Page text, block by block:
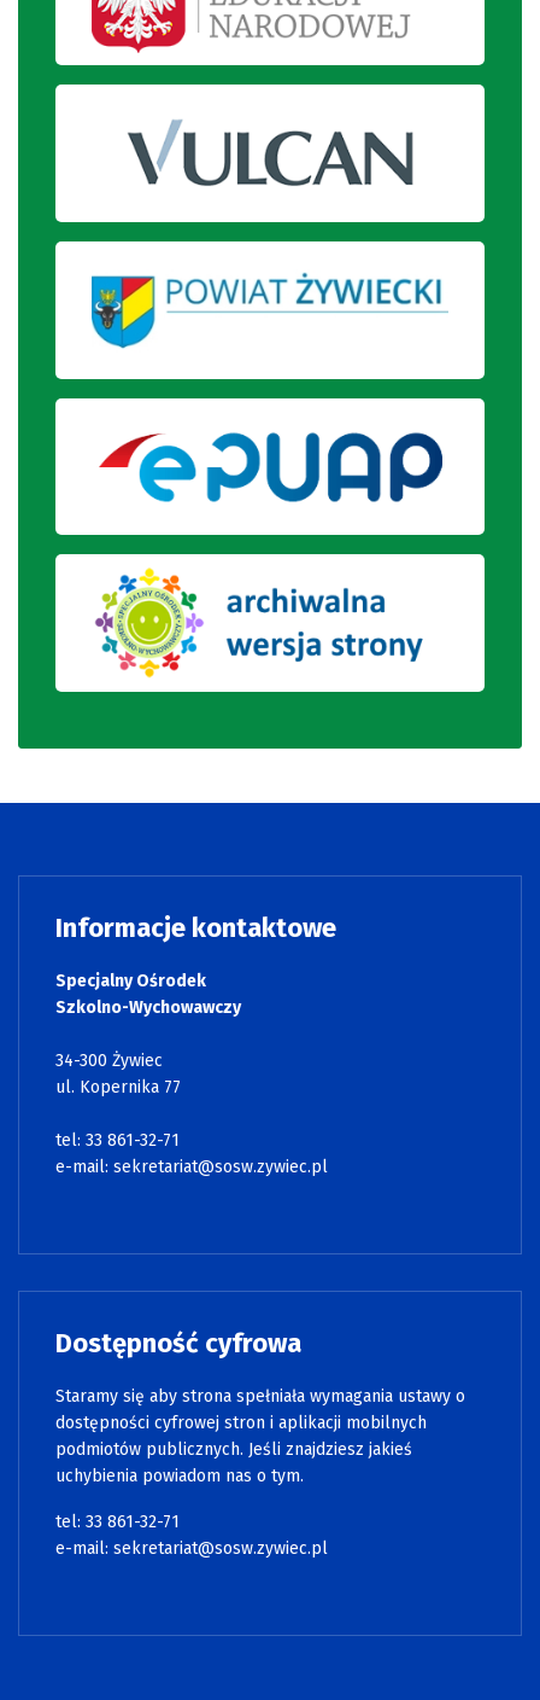
Informacje kontaktowe
Specjalny Ośrodek
Szkolno-Wychowawczy
34-300 Żywiec
ul. Kopernika 77
tel: 33 861-32-71
e-mail: sekretariat@sosw.zywiec.pl
Dostępność cyfrowa
Staramy się aby strona spełniała wymagania ustawy o
dostępności cyfrowej stron i aplikacji mobilnych
podmiotów publicznych. Jeśli znajdziesz jakieś
uchybienia powiadom nas o tym.
tel: 33 861-32-71
e-mail: sekretariat@sosw.zywiec.pl